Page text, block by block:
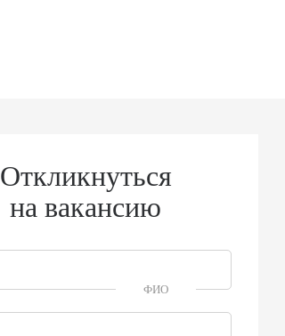
Откликнуться
на вакансию
ФИО